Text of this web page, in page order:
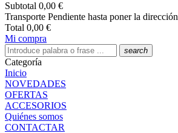
Subtotal 0,00 €
Transporte Pendiente hasta poner la dirección
Total 0,00 €
Mi compra
search
Categoría
Inicio
NOVEDADES
OFERTAS
ACCESORIOS
Quiénes somos
CONTACTAR